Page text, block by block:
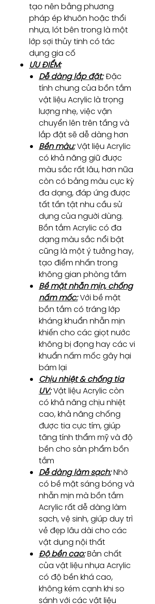
tạo nên bằng phương
pháp ép khuôn hoặc thổi
nhựa, lót bên trong là một
lớp sợi thủy tinh có tác
dụng gia cố
ƯU ĐIỂM:
Dễ dàng lắp đặt:Đặc
tính chung của bồn tắm
vật liệu Acrylic là trọng
lượng nhẹ, việc vận
chuyển lên trên tầng và
lắp đặt sẽ dễ dàng hơn
Bền màu:Vật liệu Acrylic
có khả năng giữ được
màu sắc rất lâu, hơn nữa
còn có bảng màu cực kỳ
đa dạng, đáp ứng được
tất tần tật nhu cầu sử
dụng của người dùng.
Bồn tắm Acrylic có đa
dạng màu sắc nổi bật
cũng là một ý tưởng hay,
tạo điểm nhấn trong
không gian phòng tắm
Bề mặt nhẵn mịn, chống
nấm mốc:Với bề mặt
bồn tắm có tráng lớp
kháng khuẩn nhẵn mịn
khiến cho các giọt nước
không bị đọng hay các vi
khuẩn nấm mốc gây hại
bám lại
Chịu nhiệt & chống tia
UV:Vật liệu Acrylic còn
có khả năng chịu nhiệt
cao, khả năng chống
được tia cực tím, giúp
tăng tính thẩm mỹ và độ
bền cho sản phẩm bồn
tắm
Dễ dàng làm sạch:Nhờ
có bề mặt sáng bóng và
nhẵn mịn mà bồn tắm
Acrylic rất dễ dàng làm
sạch, vệ sinh, giúp duy trì
vẻ đẹp lâu dài cho các
vật dụng nội thất
Độ bền cao:Bản chất
của vật liệu nhựa Acrylic
có độ bền khá cao,
không kém cạnh khi so
sánh với các vật liệu